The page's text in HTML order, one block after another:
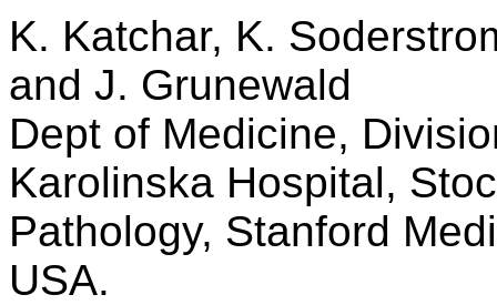
K. Katchar, K.
and J. Grunewald
Dept of Medicine,
Karolinska Hospital,
Pathology, Stanford
USA.